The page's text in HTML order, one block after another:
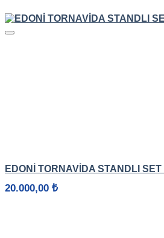
EDONİ TORNAVİDA STANDLI SET
20.000,00 ₺